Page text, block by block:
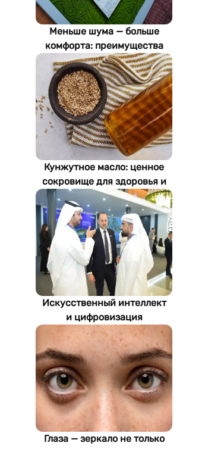
Меньше шума — больше
комфорта: преимущества
акустических потолков Ak
Bulut
Кунжутное масло: ценное
сокровище для здоровья и
экономики Туркменистана
Искусственный интеллект
и цифровизация
определяют будущее
энергетики
Туркменистана
Глаза — зеркало не только